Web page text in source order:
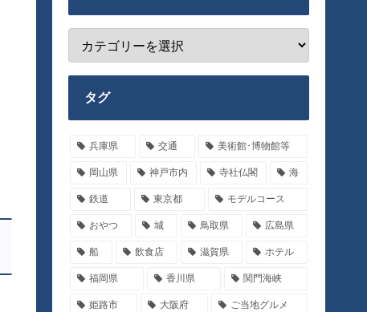
タグ
兵庫県 交通 美術館･博物館等
岡山県 神戸市内 寺社仏閣 海
鉄道 東京都 モデルコース
おやつ 城 鳥取県 広島県
船 飲食店 滋賀県 ホテル
福岡県 香川県 関門海峡
姫路市 大阪府 ご当地グルメ